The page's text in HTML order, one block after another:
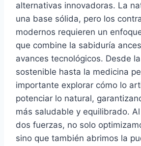
alternativas innovadoras. La
una base sólida, pero los
modernos requieren un
que combine la sabiduría
avances tecnológicos. Desde
sostenible hasta la medicina
importante explorar cómo lo
potenciar lo natural,
más saludable y equilibrado.
dos fuerzas, no solo
sino que también abrimos la